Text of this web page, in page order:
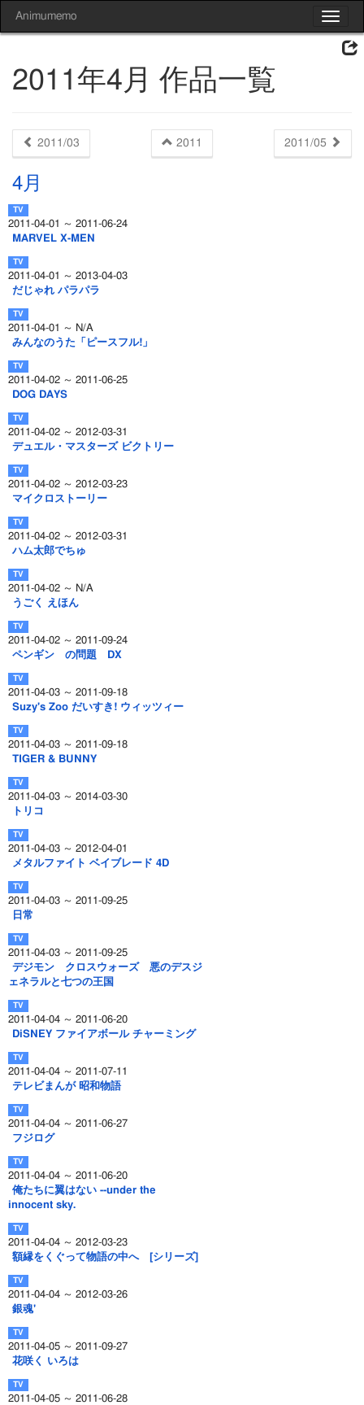
Toggle
Animumemo
2011年4月 作品一覧
2011/03 2011 2011/05
4月
2011-04-01 ～ 2011-06-24
MARVEL X-MEN
2011-04-01 ～ 2013-04-03
だじゃれ パラパラ
2011-04-01 ～ N/A
みんなのうた「ピースフル!」
2011-04-02 ～ 2011-06-25
DOG DAYS
2011-04-02 ～ 2012-03-31
デュエル・マスターズ ビクトリー
2011-04-02 ～ 2012-03-23
マイクロストーリー
2011-04-02 ～ 2012-03-31
ハム太郎でちゅ
2011-04-02 ～ N/A
うごく えほん
2011-04-02 ～ 2011-09-24
ペンギン の問題 DX
2011-04-03 ～ 2011-09-18
Suzy's Zoo だいすき! ウィッツィー
2011-04-03 ～ 2011-09-18
TIGER & BUNNY
2011-04-03 ～ 2014-03-30
トリコ
2011-04-03 ～ 2012-04-01
メタルファイト ベイブレード 4D
2011-04-03 ～ 2011-09-25
日常
2011-04-03 ～ 2011-09-25
デジモン クロスウォーズ 悪のデスジ
ェネラルと七つの王国
2011-04-04 ～ 2011-06-20
DiSNEY ファイアボール チャーミング
2011-04-04 ～ 2011-07-11
テレビまんが 昭和物語
2011-04-04 ～ 2011-06-27
フジログ
2011-04-04 ～ 2011-06-20
俺たちに翼はない --under the
innocent sky.
2011-04-04 ～ 2012-03-23
額縁をくぐって物語の中へ [シリーズ]
2011-04-04 ～ 2012-03-26
銀魂'
2011-04-05 ～ 2011-09-27
花咲く いろは
2011-04-05 ～ 2011-06-28